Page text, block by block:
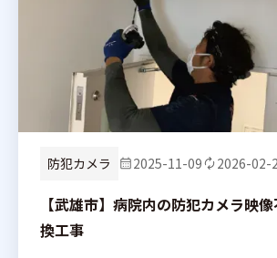
防犯カメラ 2025-11-09 2026-02-
【武雄市】病院内の防犯カメラ映
換工事